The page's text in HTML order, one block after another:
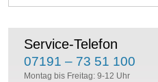
Service-Telefon
07191 – 73 51 100
Montag bis Freitag: 9-12 Uhr